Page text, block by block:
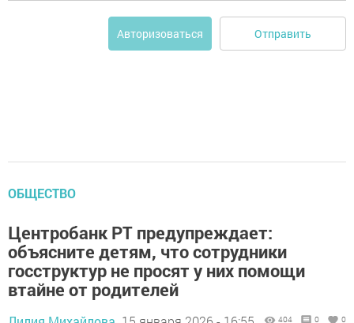
Авторизоваться Отправить
ОБЩЕСТВО
Центробанк РТ предупреждает:
объясните детям, что сотрудники
госструктур не просят у них помощи
втайне от родителей
404 0 0